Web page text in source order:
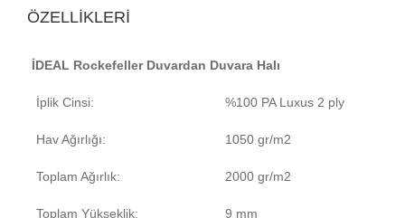
ÖZELLİKLERİ
İDEAL Rockefeller Duvardan Duvara Halı
İplik Cinsi: %100 PA Luxus 2 ply
Hav Ağırlığı: 1050 gr/m2
Toplam Ağırlık: 2000 gr/m2
Toplam Yükseklik: 9 mm